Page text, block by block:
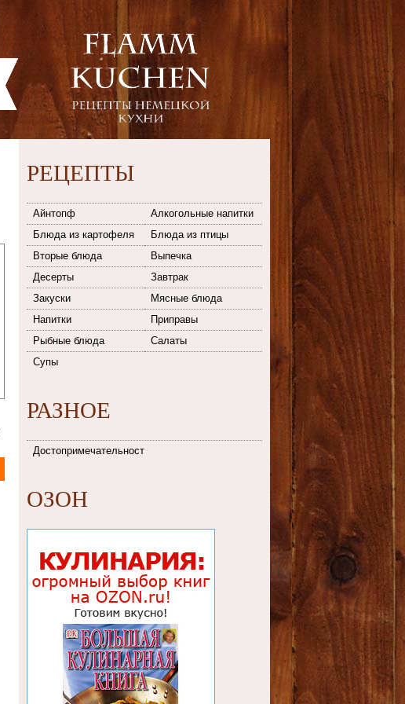
РЕЦЕПТЫ
Айнтопф
Алкогольные напитки
Блюда из картофеля
Блюда из птицы
Вторые блюда
Выпечка
Десерты
Завтрак
Закуски
Мясные блюда
Напитки
Приправы
Рыбные блюда
Салаты
Супы
РАЗНОЕ
Достопримечательности
ОЗОН